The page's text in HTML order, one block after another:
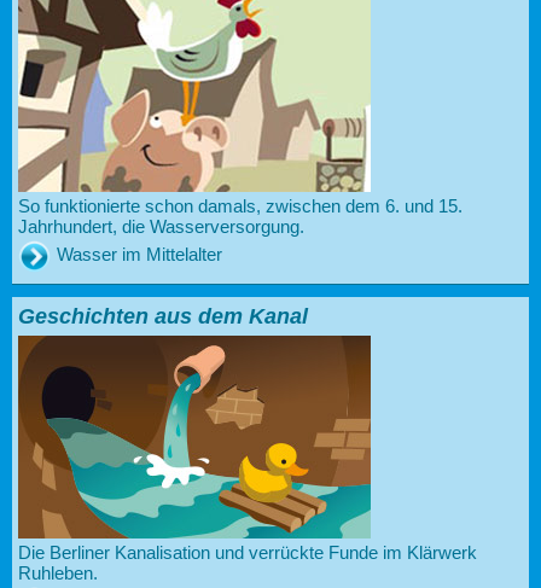
So funktionierte schon damals, zwischen dem 6. und 15.
Jahrhundert, die Wasserversorgung.
Wasser im Mittelalter
Geschichten aus dem Kanal
Die Berliner Kanalisation und verrückte Funde im Klärwerk
Ruhleben.